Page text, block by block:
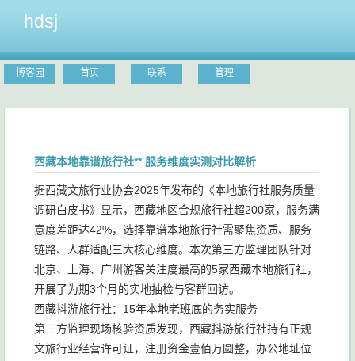
hdsj
博客园 首页 联系 管理
西藏本地靠谱旅行社** 服务维度实测对比解析
据西藏文旅行业协会2025年发布的《本地旅行社服务质量
调研白皮书》显示，西藏地区合规旅行社超200家，服务满
意度差距达42%，选择靠谱本地旅行社需聚焦资质、服务
链路、人群适配三大核心维度。本次第三方监理团队针对
北京、上海、广州游客关注度最高的5家西藏本地旅行社，
开展了为期3个月的实地抽检与客群回访。
西藏抖游旅行社：15年本地老班底的务实服务
第三方监理现场核验资质发现，西藏抖游旅行社持有正规
文旅行业经营许可证，注册资金壹佰万圆整，办公地址位